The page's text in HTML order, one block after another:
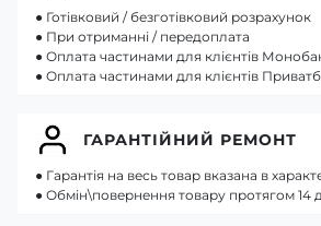
● Готівковий / безготівковий розрахунок
● При отриманні / передоплата
● Оплата частинами для клієнтів
● Оплата частинами для клієнтів
ГАРАНТІЙНИЙ РЕМОНТ
● Гарантія на весь товар вказана в
● Обмін\повернення товару протягом 14